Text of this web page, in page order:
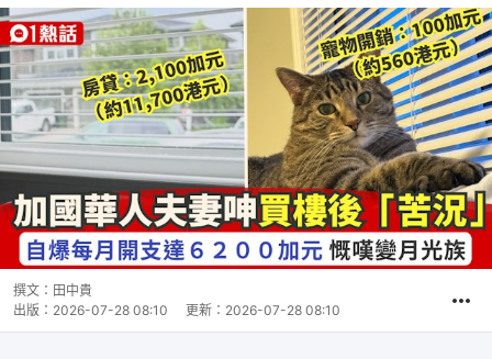
撰文： 田中貴
出版： 2026-07-28 08:10 更新： 2026-07-28 08:10